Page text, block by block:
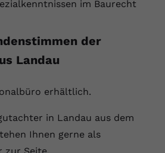
im Baurecht
der
Landau
erhältlich.
in Landau aus dem
Ihnen gerne als